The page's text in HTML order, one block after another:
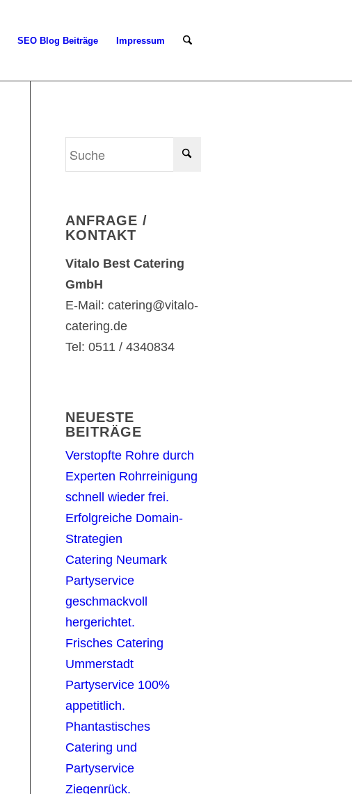
SEO Blog Beiträge Impressum
ANFRAGE /
KONTAKT
Vitalo Best Catering
GmbH
E-Mail: catering@vitalo-
catering.de
Tel: 0511 / 4340834
NEUESTE
BEITRÄGE
Verstopfte Rohre durch
Experten Rohrreinigung
schnell wieder frei.
Erfolgreiche Domain-
Strategien
Catering Neumark
Partyservice
geschmackvoll
hergerichtet.
Frisches Catering
Ummerstadt
Partyservice 100%
appetitlich.
Phantastisches
Catering und
Partyservice
Ziegenrück.